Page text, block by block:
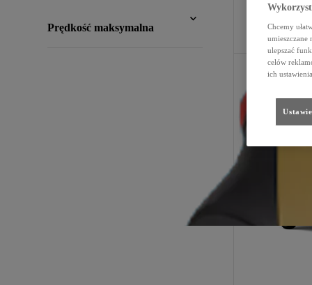
Prędkość maksymalna
Chcemy
ulepszać
celów
ich